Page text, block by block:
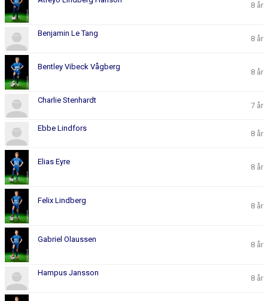
8 år
Benjamin Le Tang
8 år
Bentley Vibeck Vågberg
8 år
Charlie Stenhardt
7 år
Ebbe Lindfors
8 år
Elias Eyre
8 år
Felix Lindberg
8 år
Gabriel Olaussen
8 år
Hampus Jansson
8 år